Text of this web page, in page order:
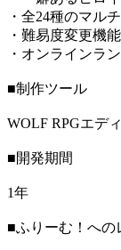
・全24種のマル
・難易度変更機
・オンラインラ
■制作ツール
WOLF RPGエデ
■開発期間
1年
■ふりーむ！への